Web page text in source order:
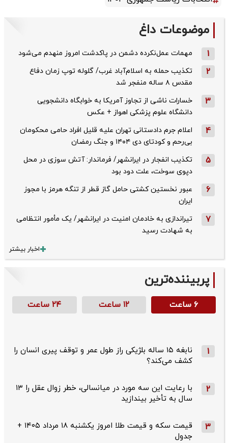
موضوعات داغ
1 مهمات عمل‌نکرده دشمن در پاکدشت امروز منهدم می‌شود
2
تکذیب حمله به اسلام‌آباد غرب/ گلوله توپ زمان دفاع
مقدس ۸ ساله منفجر شد
3
خسارات ناشی از تجاوز آمریکا به خوابگاه دانشجویی
دانشگاه علوم پزشکی اهواز + عکس
4
اعلام جرم دادستانی تهران علیه قلیل افراد حامی محکومان
بی‌رحم و کودتای دی‌ ۱۴۰۴ و جنگ رمضان
5
تکذیب ‌انفجار در ایرانشهر/ فرماندار: آتش سوزی در محل
دپوی سوخت، علت دود بود
6
عبور نخستین کشتی حامل گاز قطر از تنگه هرمز با مجوز
ایران
7
تیراندازی به خادمان امنیت در ایرانشهر/ یک مأمور انتظامی
به شهادت رسید
اخبار بیشتر
پربیننده‌ترین
۶ ساعت ۱۲ ساعت ۲۴ ساعت
1
نابغه ۱۵ ساله بلژیکی راز طول عمر و توقف پیری انسان را
کشف می‌کند؟
2
با رعایت این سه مورد در میانسالی، خطر زوال عقل را ۱۳
سال به تأخیر بیندازید
3
قیمت سکه و قیمت طلا امروز یکشنبه ۱۸ مرداد ۱۴۰۵ +
جدول